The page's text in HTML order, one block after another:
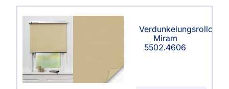
Verdunkelungsrollo
Miram
5502.4606